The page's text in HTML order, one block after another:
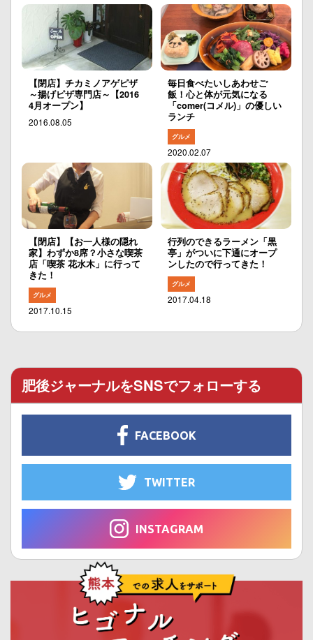
【閉店】チカミノアゲピザ
～揚げピザ専門店～【2016
4月オープン】
2016.08.05
毎日食べたいしあわせご
飯！心と体が元気になる
「comer(コメル)」の優しい
ランチ
グルメ
2020.02.07
【閉店】【お一人様の隠れ
家】わずか8席？小さな喫茶
店「喫茶 花水木」に行って
きた！
グルメ
2017.10.15
行列のできるラーメン「黒
亭」がついに下通にオープ
ンしたので行ってきた！
グルメ
2017.04.18
肥後ジャーナルをSNSでフォローする
FACEBOOK
TWITTER
INSTAGRAM